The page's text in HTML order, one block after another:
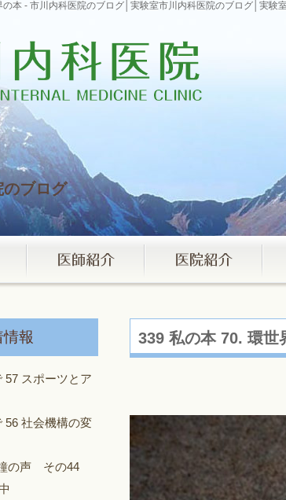
本 - 市川内科医院のブログ│実験室市川内科医院のブログ│実験
ブログ
339 私の本 70. 環世
情報
57 スポーツとア
56 社会機構の変
の声 その44